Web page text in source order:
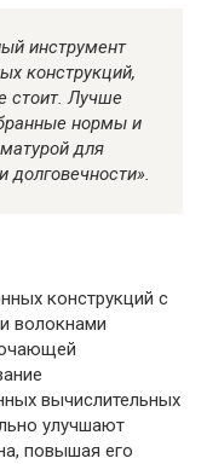
инструмент
конструкций,
стоит. Лучше
нормы и
для
долговечности».
конструкций с
волокнами
вычислительных
улучшают
повышая его